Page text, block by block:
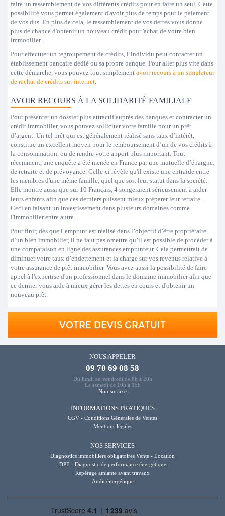
faire un rassemblement de vos différents crédits pour en faire un seul. Cette
possibilité vous permet également d'avoir plus de temps pour le paiement
de vos dus. En plus de cela, le rassemblement de vos dettes vous donne
plus de chance d'obtenir un nouveau crédit pour 'achat de votre bien
immobilier.
Pour effectuer un regroupement de crédits, l’individu peut contacter un
établissement bancaire dédié ou sa propre banque. Pour aller plus vite dans
cette démarche, vous pouvez tout simplement avoir recours à un simulateur
de rachat de crédits sur internet.
AVOIR RECOURS À LA SOLIDARITÉ FAMILIALE
Pour présenter un dossier plus attractif auprès des banques et contracter un
crédit immobilier, vous pouvez solliciter votre famille pour un prêt
d’argent. Un tel prêt qui est généralement réalisé sans taux d’intérêt,
constitue un excellent moyen pour le remboursement d’un de vos crédits à
la consommation, ou de rendre votre apport plus important. Tout
récemment, une enquête a été menée en France par une mutuelle d’épargne,
de retraite et de prévoyance. Celle-ci révèle qu'il existe une entraide entre
les membres d'une même famille, quel que soit leur statut dans la société.
Elle montre aussi que sur 10 Français, 4 songeraient sérieusement à aider
leurs enfants afin que ces derniers puissent mieux préparer leur retraite.
Ceci en faisant un investissement dans plusieurs domaines comme
l'immobilier entre autre.
Pour finir, dès que l’emprunt est réalisé dans l’objectif d’être propriétaire
d’un bien immobilier, il ne faut pas omettre qu’il est possible de procéder à
une comparaison en ligne des assurances emprunteur. Cela permettrait de
diminuer votre taux d’endettement et la charge sur vos revenus relative à
votre assurance de prêt immobilier. Vous avez aussi la possibilité de faire
appel à l'expertise d'un professionnel dans le domaine immobilier afin que
ce dernier vous aide à mieux gérer les dettes en cours et d'obtenir un
nouveau prêt.
VOTRE DEVIS GRATUIT
NOUS APPELER
09 70 69 08 58
Du lundi au vendredi de 8h à 20h
Le samedi de 10h à 15h
Non surtaxé
INFORMATIONS PRATIQUES
CGV - Conditions Générales de Ventes
Mentions légales
NOS SERVICES
Diagnostics immobiliers obligatoires Vente - Location
DPE - Diagnostic de performance énergétique
Repérage amiante avant travaux
Audit énergétique